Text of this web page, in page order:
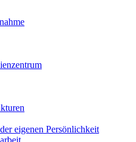
eigenen Persönlichkeit